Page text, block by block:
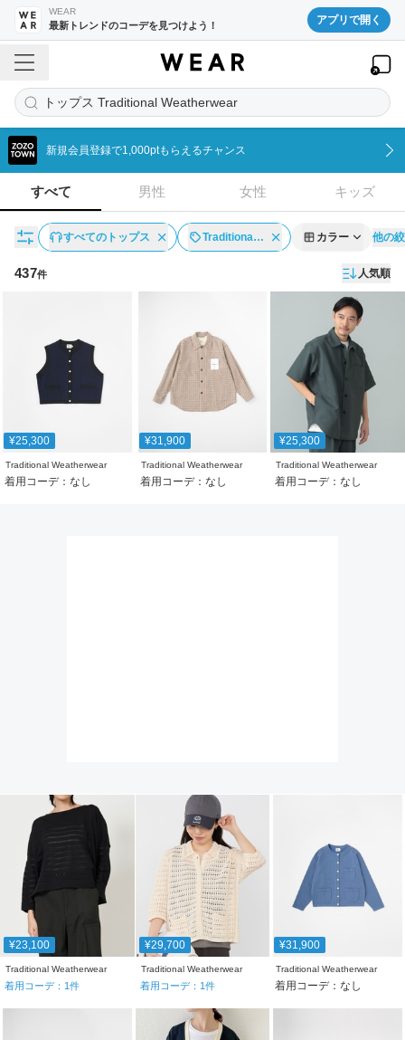
WEAR
最新トレンドのコーデを見つけよう！ アプリで開く
トップス Traditional Weatherwear
新規会員登録で1,000ptもらえるチャンス
すべて 男性 女性 キッズ
すべてのトップス Traditiona… カラー 他の
437件 人気順
¥25,300
Traditional Weatherwear
着用コーデ：なし
¥31,900
Traditional Weatherwear
着用コーデ：なし
¥25,300
Traditional Weatherwear
着用コーデ：なし
¥23,100
Traditional Weatherwear
着用コーデ： 1件
¥29,700
Traditional Weatherwear
着用コーデ： 1件
¥31,900
Traditional Weatherwear
着用コーデ：なし